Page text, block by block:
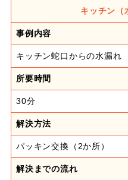
キッチン（
事例内容
キッチン蛇口からの水漏れ
所要時間
30分
解決方法
パッキン交換（2か所）
解決までの流れ